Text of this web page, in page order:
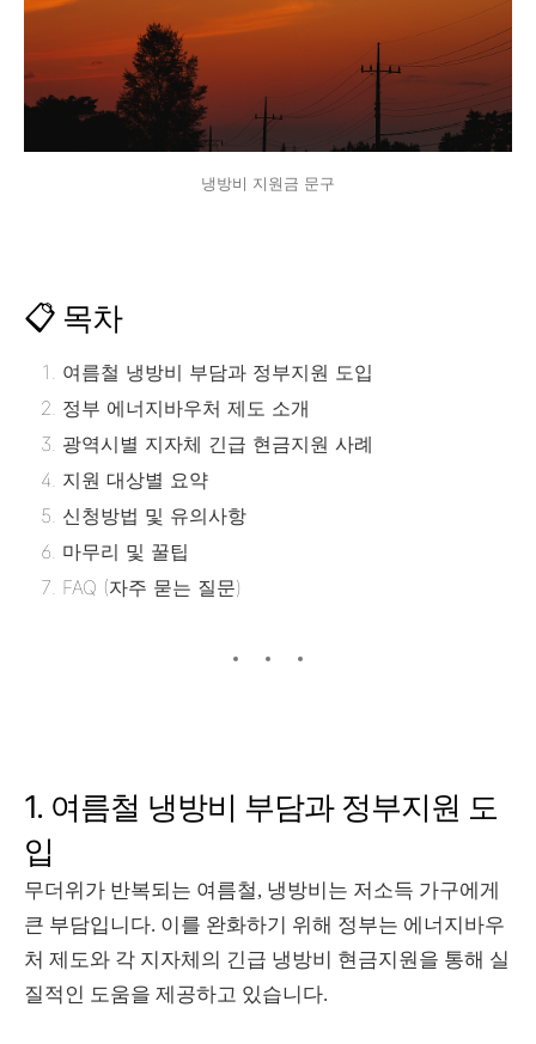
냉방비 지원금 문구
📋 목차
여름철 냉방비 부담과 정부지원 도입
정부 에너지바우처 제도 소개
광역시별 지자체 긴급 현금지원 사례
지원 대상별 요약
신청방법 및 유의사항
마무리 및 꿀팁
FAQ (자주 묻는 질문)
1. 여름철 냉방비 부담과 정부지원 도
입
무더위가 반복되는 여름철, 냉방비는 저소득 가구에게
큰 부담입니다. 이를 완화하기 위해 정부는 에너지바우
처 제도와 각 지자체의 긴급 냉방비 현금지원을 통해 실
질적인 도움을 제공하고 있습니다.